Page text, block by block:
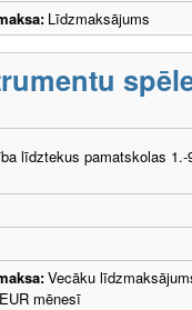
Līdzmaksājums
līdztekus pamatskolas
Vecāku
mēnesī